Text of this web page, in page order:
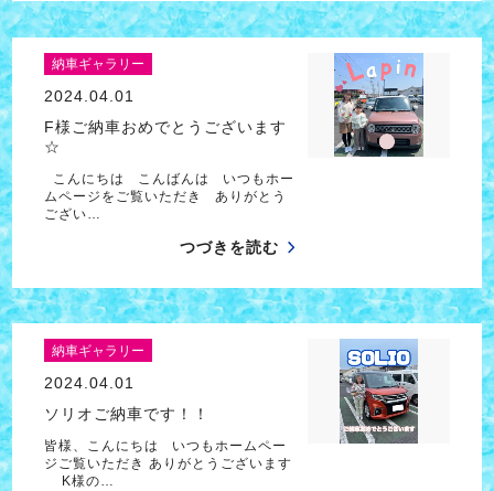
納車ギャラリー
2024.04.01
F様ご納車おめでとうございます
☆
こんにちは こんばんは いつもホー
ムページをご覧いただき ありがとう
ござい…
つづきを読む
納車ギャラリー
2024.04.01
ソリオご納車です！！
皆様、こんにちは いつもホームペー
ジご覧いただき ありがとうございます
K様の…